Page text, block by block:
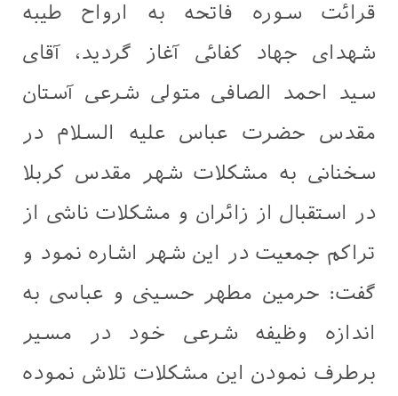
قرائت سوره فاتحه به ارواح طیبه
شهدای جهاد کفائی آغاز گردید، آقای
سید احمد الصافی متولی شرعی آستان
مقدس حضرت عباس علیه السلام در
سخنانی به مشکلات شهر مقدس کربلا
در استقبال از زائران و مشکلات ناشی از
تراکم جمعیت در این شهر اشاره نمود و
گفت: حرمین مطهر حسینی و عباسی به
اندازه وظیفه شرعی خود در مسیر
برطرف نمودن این مشکلات تلاش نموده